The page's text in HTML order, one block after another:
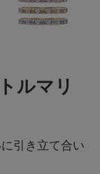
ルマリ
引き立て合い